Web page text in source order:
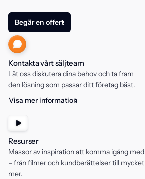
Begär en offert
Kontakta vårt säljteam
Låt oss diskutera dina behov och ta fram
den lösning som passar ditt företag bäst.
Visa mer information
Resurser
Massor av inspiration att komma igång med
– från filmer och kundberättelser till mycket
mer.